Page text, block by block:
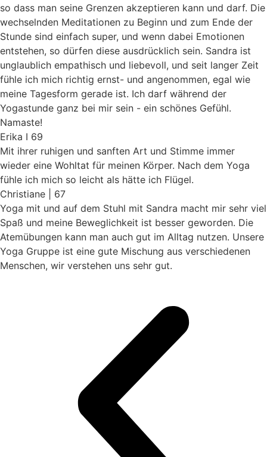
so dass man seine Grenzen akzeptieren kann und darf. Die
wechselnden Meditationen zu Beginn und zum Ende der
Stunde sind einfach super, und wenn dabei Emotionen
entstehen, so dürfen diese ausdrücklich sein. Sandra ist
unglaublich empathisch und liebevoll, und seit langer Zeit
fühle ich mich richtig ernst- und angenommen, egal wie
meine Tagesform gerade ist. Ich darf während der
Yogastunde ganz bei mir sein - ein schönes Gefühl.
Namaste!
Erika I 69
Mit ihrer ruhigen und sanften Art und Stimme immer
wieder eine Wohltat für meinen Körper. Nach dem Yoga
fühle ich mich so leicht als hätte ich Flügel.
Christiane | 67
Yoga mit und auf dem Stuhl mit Sandra macht mir sehr viel
Spaß und meine Beweglichkeit ist besser geworden. Die
Atemübungen kann man auch gut im Alltag nutzen. Unsere
Yoga Gruppe ist eine gute Mischung aus verschiedenen
Menschen, wir verstehen uns sehr gut.